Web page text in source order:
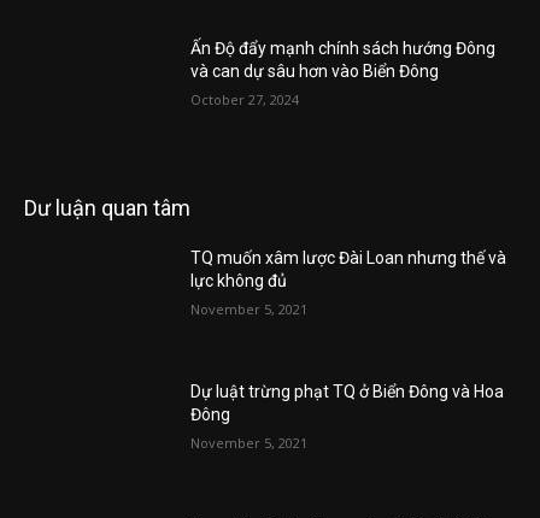
Ấn Độ đẩy mạnh chính sách hướng Đông
và can dự sâu hơn vào Biển Đông
October 27, 2024
Dư luận quan tâm
TQ muốn xâm lược Đài Loan nhưng thế và
lực không đủ
November 5, 2021
Dự luật trừng phạt TQ ở Biển Đông và Hoa
Đông
November 5, 2021